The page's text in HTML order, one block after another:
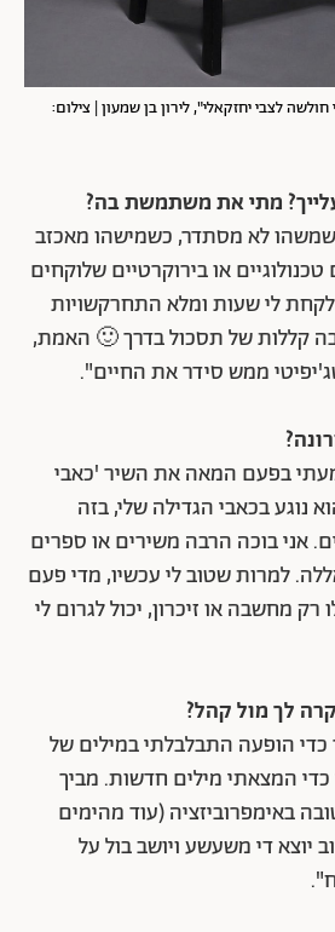
לצבי יחזקאלי", לירון בן שמעון | צילום:
מתי את משתמשת בה?
לא מסתדר, כשמישהו מאכזב
או בירוקרטיים שלוקחים
לי שעות ומלא התחרקשויות
קללות של תסכול בדרך 🙂 האמת,
ממש סידר את החיים".
בפעם המאה את השיר 'כאבי
נוגע בכאבי הגדילה שלי, בזה
אני בוכה הרבה משירים או ספרים
למרות שטוב לי עכשיו, מדי פעם
רק מחשבה או זיכרון, יכול לגרום לי
לך מול קהל?
הופעה התבלבלתי במילים של
המצאתי מילים חדשות. מביך
באימפרוביזציה (עוד מהימים
יוצא די משעשע ויושב בול על